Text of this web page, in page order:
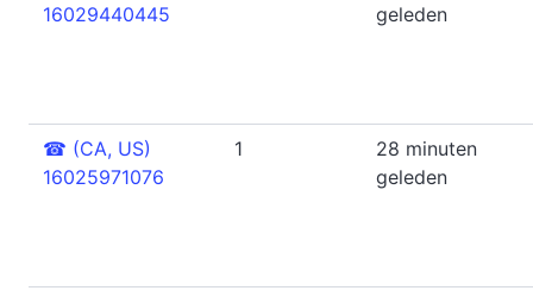
16029440445
geleden
☎ (CA, US)
16025971076
1
28 minuten
geleden